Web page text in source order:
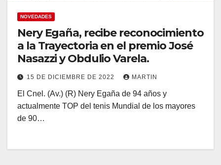
NOVEDADES
Nery Egaña, recibe reconocimiento
a la Trayectoria en el premio José
Nasazzi y Obdulio Varela.
15 DE DICIEMBRE DE 2022 MARTIN
El Cnel. (Av.) (R) Nery Egaña de 94 años y
actualmente TOP del tenis Mundial de los mayores
de 90…